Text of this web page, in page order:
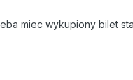
miec wykupiony bilet